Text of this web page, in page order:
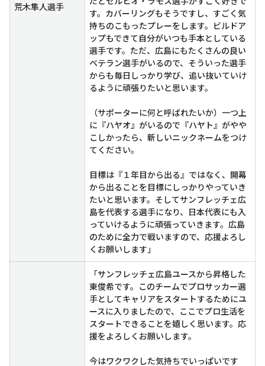
荒木隼人選手
す。カバーリングもそうですし、すごく気
持ちのこもったプレーをします。ビルドア
ップもできて自分がいつも手本としている
選手です。ただ、広島にもたくさんの良い
ベテラン選手がいるので、そういった選手
からも毎日しっかり学び、追い抜いていけ
るように頑張りたいと思います。
（サポーターに何と呼ばれたいか）一つ上
に『ハヤオ』がいるので『ハヤト』がやや
こしかったら、新しいニックネームをつけ
てください。
目標は『１年目から出る』ではなく、開幕
から出ることを目標にしっかりやっていき
たいと思います。そしてサンフレッチェ広
島を代表する選手になり、日本代表にも入
っていけるように頑張っていきます。広島
のために全力で戦いますので、応援よろし
くお願いします」
「サンフレッチェ広島ユースから昇格した
東俊希です。このチームでプロサッカー選
手としてキャリアをスタートするためにユ
ースに入りましたので、ここでプロ生活を
スタートできることを嬉しく思います。応
援をよろしくお願いします。
今はワクワクした気持ちでいっぱいです